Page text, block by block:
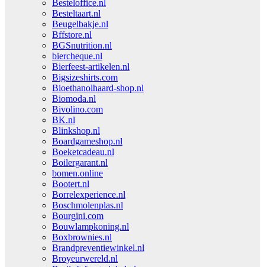
Besteloffice.nl
Besteltaart.nl
Beugelbakje.nl
Bffstore.nl
BGSnutrition.nl
biercheque.nl
Bierfeest-artikelen.nl
Bigsizeshirts.com
Bioethanolhaard-shop.nl
Biomoda.nl
Bivolino.com
BK.nl
Blinkshop.nl
Boardgameshop.nl
Boeketcadeau.nl
Boilergarant.nl
bomen.online
Bootert.nl
Borrelexperience.nl
Boschmolenplas.nl
Bourgini.com
Bouwlampkoning.nl
Boxbrownies.nl
Brandpreventiewinkel.nl
Broyeurwereld.nl